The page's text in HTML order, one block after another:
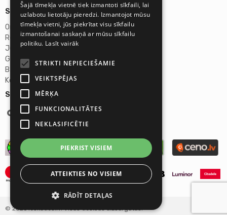
Seko mums:
Sīkāka informācija
Omicron SIA
Reģ.Nr. 40103272028
Juridiskā adrese:
Ganību dambis 2a, Rīga, Latvija, LV-1045
Banka: AS "Swedbank"
Konta Nr. LV46HABA0551027644383
© 2026 Ieskaties.lv. Visas tiesības aizsargātas.
Šajā tīmekļa vietnē tiek izmantoti sīkfaili, lai
uzlabotu lietotāju pieredzi. Izmantojot mūsu
tīmekļa vietni, jūs piekrītat visu sīkfailu
izmantošanai saskaņā ar mūsu sīkfailu
politiku. Lasīt vairāk
STRIKTI NEPIECIEŠAMIE
VEIKTSPĒJAS
MĒRĶA
FUNKCIONALITĀTES
NEKLASIFICĒTIE
PIEKRIST VISIEM
ATTEIKTIES NO VISIEM
RĀDĪT DETAĻAS